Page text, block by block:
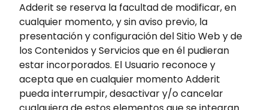
Adderit se reserva la facultad de modificar, en
cualquier momento, y sin aviso previo, la
presentación y configuración del Sitio Web y de
los Contenidos y Servicios que en él pudieran
estar incorporados. El Usuario reconoce y
acepta que en cualquier momento Adderit
pueda interrumpir, desactivar y/o cancelar